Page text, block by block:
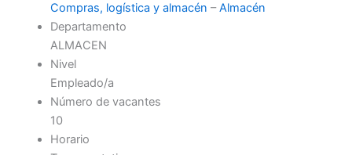
Compras, logística y almacén –Almacén
Departamento
ALMACEN
Nivel
Empleado/a
Número de vacantes
10
Horario